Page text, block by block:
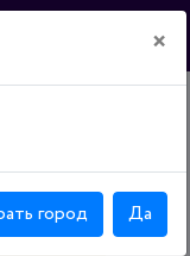
д. 3/1
×
город Да